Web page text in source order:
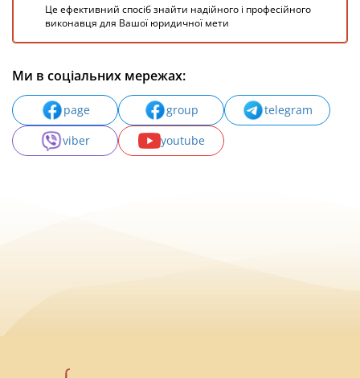
Це ефективний спосіб знайти надійного і професійного
виконавця для Вашої юридичної мети
Ми в соціальних мережах:
page group
telegram
viber
youtube